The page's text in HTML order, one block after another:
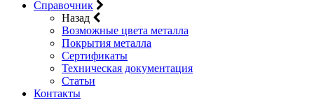
Справочник
Назад
Возможные цвета металла
Покрытия металла
Сертификаты
Техническая документация
Статьи
Контакты